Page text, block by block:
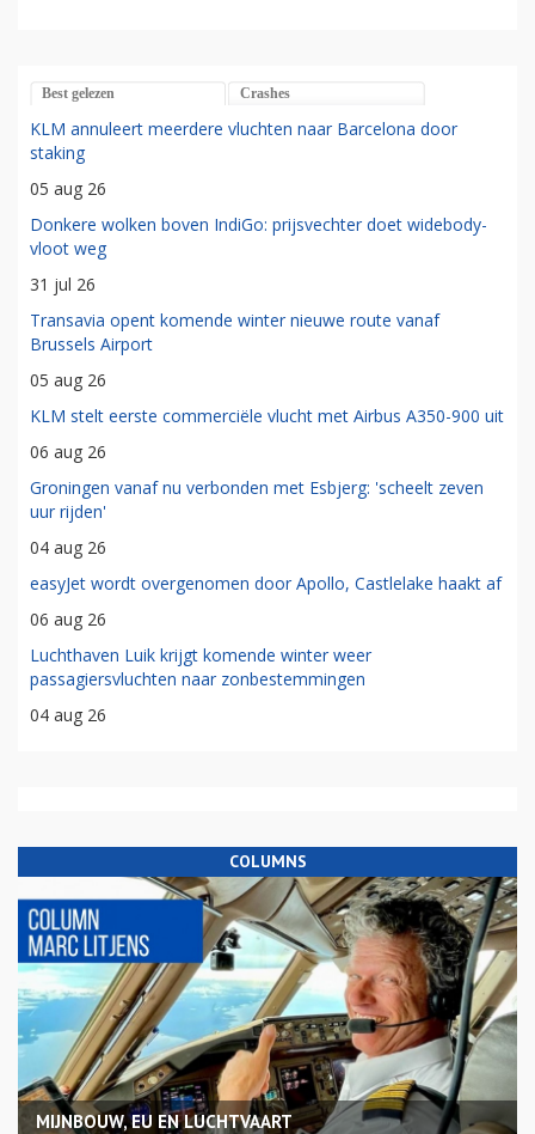
Best gelezen Crashes
KLM annuleert meerdere vluchten naar Barcelona door
staking
05 aug 26
Donkere wolken boven IndiGo: prijsvechter doet widebody-
vloot weg
31 jul 26
Transavia opent komende winter nieuwe route vanaf
Brussels Airport
05 aug 26
KLM stelt eerste commerciële vlucht met Airbus A350-900 uit
06 aug 26
Groningen vanaf nu verbonden met Esbjerg: 'scheelt zeven
uur rijden'
04 aug 26
easyJet wordt overgenomen door Apollo, Castlelake haakt af
06 aug 26
Luchthaven Luik krijgt komende winter weer
passagiersvluchten naar zonbestemmingen
04 aug 26
COLUMNS
MIJNBOUW, EU EN LUCHTVAART